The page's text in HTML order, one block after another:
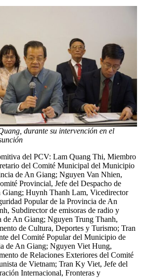
durante su intervención en el
del PCV: Lam Quang Thi, Miembro
del Comité Municipal del Municipio
de An Giang; Nguyen Van Nhien,
Provincial, Jefe del Despacho de
Huynh Thanh Lam, Vicedirector
Popular de la Provincia de An
Subdirector de emisoras de radio y
de An Giang; Nguyen Trung Thanh,
de Cultura, Deportes y Turismo; Tran
del Comité Popular del Municipio de
de An Giang; Nguyen Viet Hung,
de Relaciones Exteriores del Comité
de Vietnam; Tran Ky Viet, Jefe del
Internacional, Fronteras y